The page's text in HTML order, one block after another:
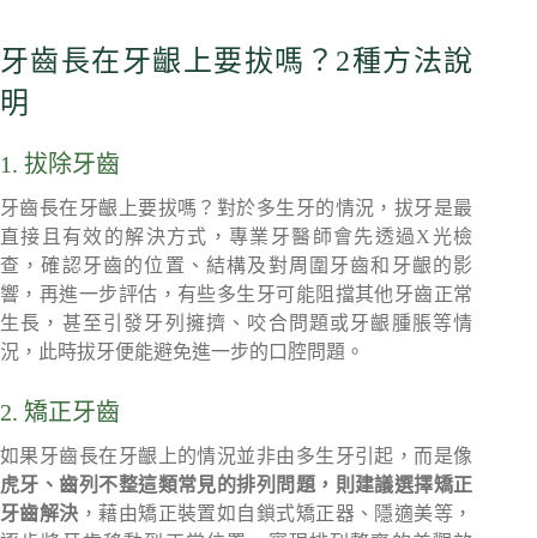
牙齒長在牙齦上要拔嗎？2種方法說
明
1. 拔除牙齒
牙齒長在牙齦上要拔嗎？對於多生牙的情況，拔牙是最
直接且有效的解決方式，專業牙醫師會先透過X光檢
查，確認牙齒的位置、結構及對周圍牙齒和牙齦的影
響，再進一步評估，有些多生牙可能阻擋其他牙齒正常
生長，甚至引發牙列擁擠、咬合問題或牙齦腫脹等情
況，此時拔牙便能避免進一步的口腔問題。
2. 矯正牙齒
如果牙齒長在牙齦上的情況並非由多生牙引起，而是像
虎牙、齒列不整這類常見的排列問題，則建議選擇矯正
牙齒解決 ，藉由矯正裝置如自鎖式矯正器、隱適美等，